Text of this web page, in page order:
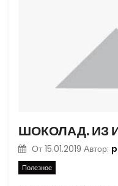
От 15.01.2019 Автор:
Полезное